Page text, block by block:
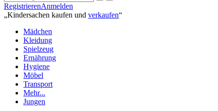
RegistrierenAnmelden
„Kindersachen kaufen und verkaufen“
Mädchen
Kleidung
Spielzeug
Ernährung
Hygiene
Möbel
Transport
Mehr...
Jungen